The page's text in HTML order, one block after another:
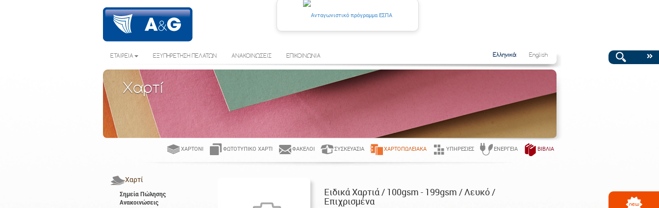
ΕΤΑΙΡΕΙΑ ΕΞΥΠΗΡΕΤΗΣΗ ΠΕΛΑΤΩΝ ΑΝΑΚΟΙΝΩΣΕΙΣ ΕΠΙΚΟΙΝΩΝΙΑ Ελληνικά English
Χαρτί
ΧΑΡΤΌΝΙ ΦΩΤΟΤΥΠΙΚΌ ΧΑΡΤΊ ΦΆΚΕΛΟΙ ΣΥΣΚΕΥΑΣΊΑ ΧΑΡΤΟΠΩΛΕΙΑΚΆ ΥΠΗΡΕΣΊΕΣ ΕΝΈΡΓΕΙΑ ΒΙΒΛΊΑ
Χαρτί
Σημεία Πώλησης
Ανακοινώσεις
Ειδικά Χαρτιά / 100gsm - 199gsm / Λευκό /
Επιχρισμένα